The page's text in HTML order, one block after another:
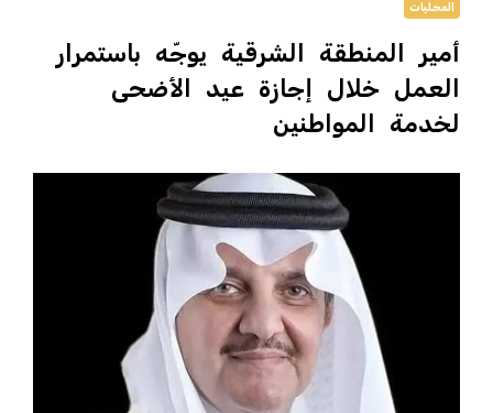
المحليات
أمير المنطقة الشرقية يوجّه باستمرار
العمل خلال إجازة عيد الأضحى
لخدمة المواطنين